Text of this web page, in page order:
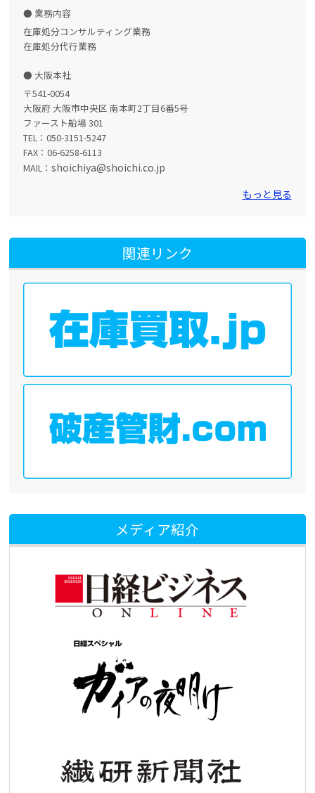
業務内容
在庫処分コンサルティング業務
在庫処分代行業務
大阪本社
〒541-0054
大阪府 大阪市中央区 南本町2丁目6番5号
ファースト船場 301
TEL：050-3151-5247
FAX：06-6258-6113
MAIL：shoichiya@shoichi.co.jp
もっと見る
関連リンク
メディア紹介